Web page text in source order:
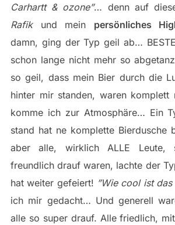
Carhartt & ozone”… denn auf
Rafikund mein persönliches
damn, ging der Typ geil ab…
schon lange nicht mehr so
so geil, dass mein Bier durch die
hinter mir standen, waren
komme ich zur Atmosphäre… Ein
stand hat ne komplette Bierdusche
aber alle, wirklich ALLE Leute,
freundlich drauf waren, lachte der
hat weiter gefeiert! ”Wie cool ist
ich mir gedacht… Und generell
alle so super drauf. Alle friedlich,